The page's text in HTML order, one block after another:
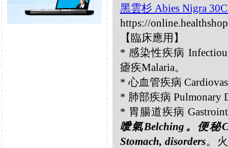
黑雲杉 Abies Nigra
https://
【臨床應用】
* 感染性疾病
瘧疾Malaria。
* 心血管疾病
* 肺部疾病 Pulmonary
* 胃腸道疾病
噯氣Belching。便秘
Stomach, disorders。